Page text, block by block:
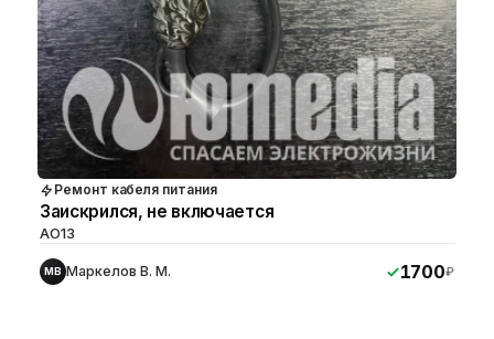
Ремонт кабеля питания
Заискрился, не включается
AO13
МВ Маркелов В. М. 1700₽